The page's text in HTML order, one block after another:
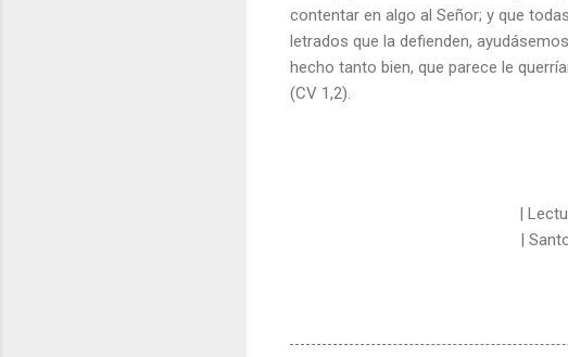
contentar en algo al Señor; y que
letrados que la defienden,
hecho tanto bien, que parece le
(CV 1,2).
|
|